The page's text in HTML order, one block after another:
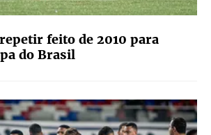
feito de 2010 para
do Brasil